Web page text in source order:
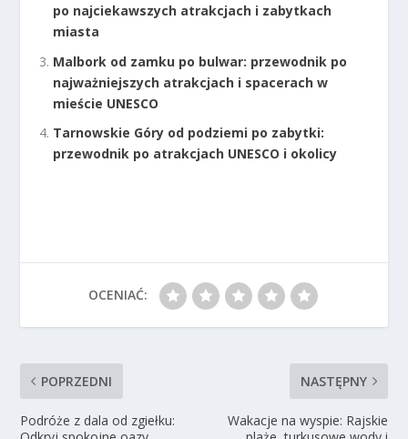
po najciekawszych atrakcjach i zabytkach
miasta
Malbork od zamku po bulwar: przewodnik po
najważniejszych atrakcjach i spacerach w
mieście UNESCO
Tarnowskie Góry od podziemi po zabytki:
przewodnik po atrakcjach UNESCO i okolicy
OCENIAĆ:
POPRZEDNI
Podróże z dala od zgiełku:
NASTĘPNY
Wakacje na wyspie: Rajskie